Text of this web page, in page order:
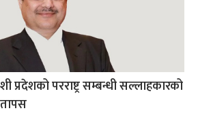
परराष्ट्र सम्बन्धी सल्लाहकारको